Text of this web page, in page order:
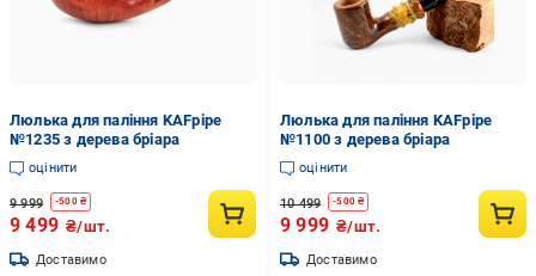
Люлька для паління KAFpipe
№1235 з дерева бріара
оцінити
9 999 -500₴
9 499 ₴/шт.
Доставимо
Люлька для паління KAFpipe
№1100 з дерева бріара
оцінити
10 499 -500₴
9 999 ₴/шт.
Доставимо